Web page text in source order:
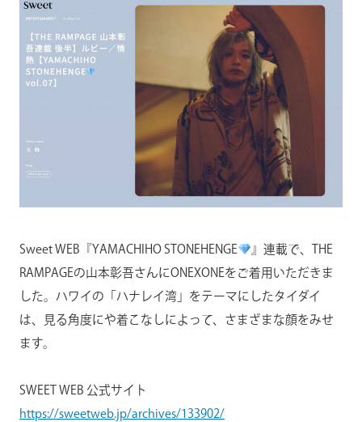
Sweet WEB『YAMACHIHO STONEHENGE
』連載で、THE
RAMPAGEの山本彰吾さんにONEXONEをご着用いただきま
した。ハワイの「ハナレイ湾」をテーマにしたタイダイ
は、見る角度にや着こなしによって、さまざまな顔をみせ
ます。
SWEET WEB 公式サイト
https://sweetweb.jp/archives/133902/